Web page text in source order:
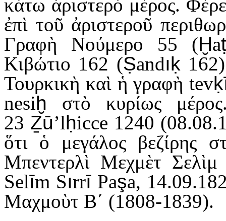
κάτω ἀριστερὸ μέρος.
ἐπὶ τοῦ ἀριστεροῦ
Γραφὴ Νούμερο 55 (Ḫa
Κιβώτιο 162 (Ṣandıḳ
Τουρκικὴ καὶ ἡ γραφὴ tev
nesiḫ στὸ κυρίως
23 Ẕū’lḥicce 1240
ὅτι ὁ μεγάλος βεζίρης
Μπεντερλὶ Μεχμὲτ
Selīm Sırrī Paşa,
Μαχμοὺτ Β΄ (1808-1839).